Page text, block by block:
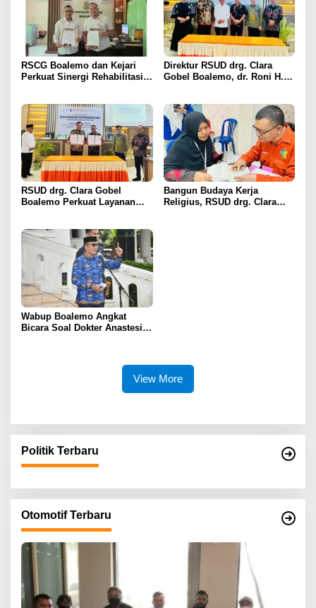
RSCG Boalemo dan Kejari
Perkuat Sinergi Rehabilitasi
Restoratif
Direktur RSUD drg. Clara
Gobel Boalemo, dr. Roni H.
Uronefrologi
RSUD drg. Clara Gobel
Boalemo Perkuat Layanan
Tingkatkan Akses Layanan
Spesialistik
Bangun Budaya Kerja
Religius, RSUD drg. Clara
Wabup Boalemo Angkat
Bicara Soal Dokter Anastesi
View More
Politik Terbaru
Otomotif Terbaru